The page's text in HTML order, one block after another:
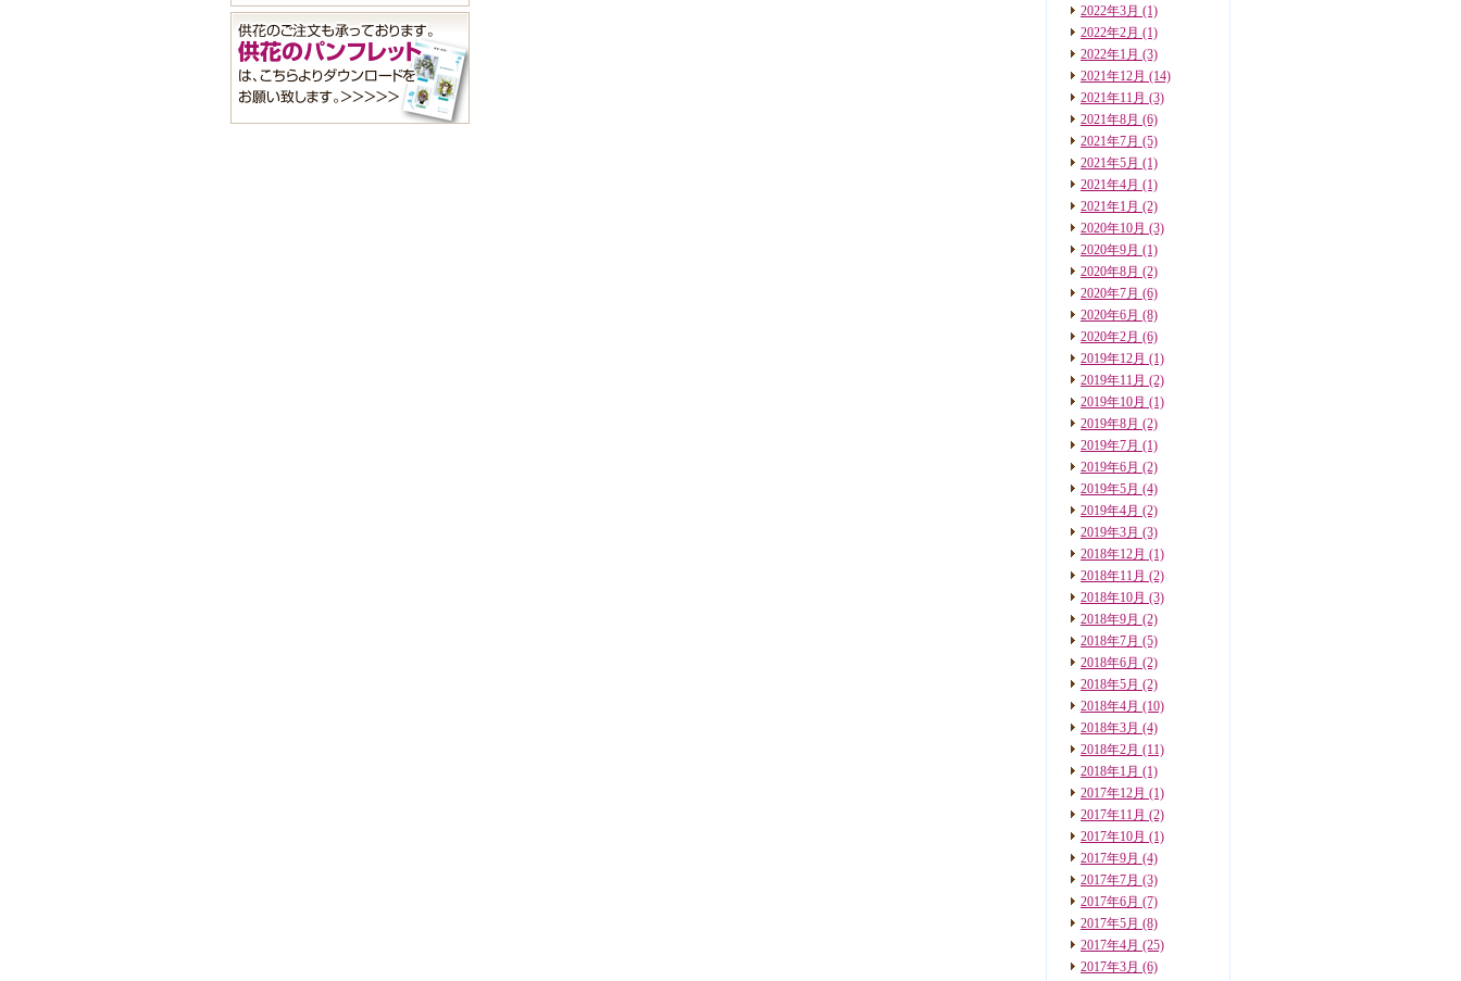
2022年3月 (1)
2022年2月 (1)
2022年1月 (3)
2021年12月 (14)
2021年11月 (3)
2021年8月 (6)
2021年7月 (5)
2021年5月 (1)
2021年4月 (1)
2021年1月 (2)
2020年10月 (3)
2020年9月 (1)
2020年8月 (2)
2020年7月 (6)
2020年6月 (8)
2020年2月 (6)
2019年12月 (1)
2019年11月 (2)
2019年10月 (1)
2019年8月 (2)
2019年7月 (1)
2019年6月 (2)
2019年5月 (4)
2019年4月 (2)
2019年3月 (3)
2018年12月 (1)
2018年11月 (2)
2018年10月 (3)
2018年9月 (2)
2018年7月 (5)
2018年6月 (2)
2018年5月 (2)
2018年4月 (10)
2018年3月 (4)
2018年2月 (11)
2018年1月 (1)
2017年12月 (1)
2017年11月 (2)
2017年10月 (1)
2017年9月 (4)
2017年7月 (3)
2017年6月 (7)
2017年5月 (8)
2017年4月 (25)
2017年3月 (6)